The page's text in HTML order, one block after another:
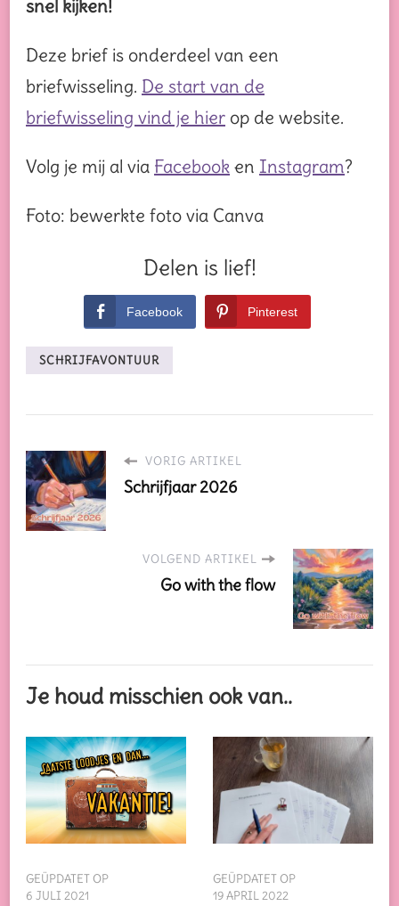
snel kijken!
Deze brief is onderdeel van een
briefwisseling. De start van de
briefwisseling vind je hier op de website.
Volg je mij al via Facebook en Instagram?
Foto: bewerkte foto via Canva
Delen is lief!
Facebook Pinterest
SCHRIJFAVONTUUR
VORIG ARTIKEL
Schrijfjaar 2026
VOLGEND ARTIKEL
Go with the flow
Je houd misschien ook van..
GEÜPDATET OP
6 JULI 2021
GEÜPDATET OP
19 APRIL 2022